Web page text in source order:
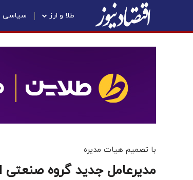
طلا و ارز سیاسی
با تصمیم هیات مدیره
مدیرعامل جدید گروه